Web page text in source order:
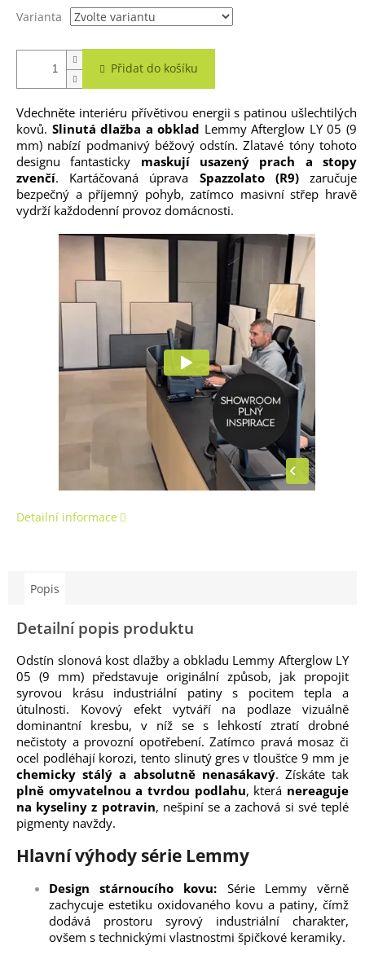
Varianta
Přidat do košíku
Vdechněte interiéru přívětivou energii s patinou ušlechtilých
kovů. Slinutá dlažba a obklad Lemmy Afterglow LY 05 (9
mm) nabízí podmanivý béžový odstín. Zlatavé tóny tohoto
designu fantasticky maskují usazený prach a stopy
zvenčí. Kartáčovaná úprava Spazzolato (R9)zaručuje
bezpečný a příjemný pohyb, zatímco masivní střep hravě
vydrží každodenní provoz domácnosti.
Detailní informace
Popis
Detailní popis produktu
Odstín slonová kost dlažby a obkladu Lemmy Afterglow LY
05 (9 mm) představuje originální způsob, jak propojit
syrovou krásu industriální patiny s pocitem tepla a
útulnosti. Kovový efekt vytváří na podlaze vizuálně
dominantní kresbu, v níž se s lehkostí ztratí drobné
nečistoty a provozní opotřebení. Zatímco pravá mosaz či
ocel podléhají korozi, tento slinutý gres v tloušťce 9 mm je
chemicky stálý a absolutně nenasákavý. Získáte tak
plně omyvatelnou a tvrdou podlahu, která nereaguje
na kyseliny z potravin, nešpiní se a zachová si své teplé
pigmenty navždy.
Hlavní výhody série Lemmy
Design stárnoucího kovu: Série Lemmy věrně
zachycuje estetiku oxidovaného kovu a patiny, čímž
dodává prostoru syrový industriální charakter,
ovšem s technickými vlastnostmi špičkové keramiky.